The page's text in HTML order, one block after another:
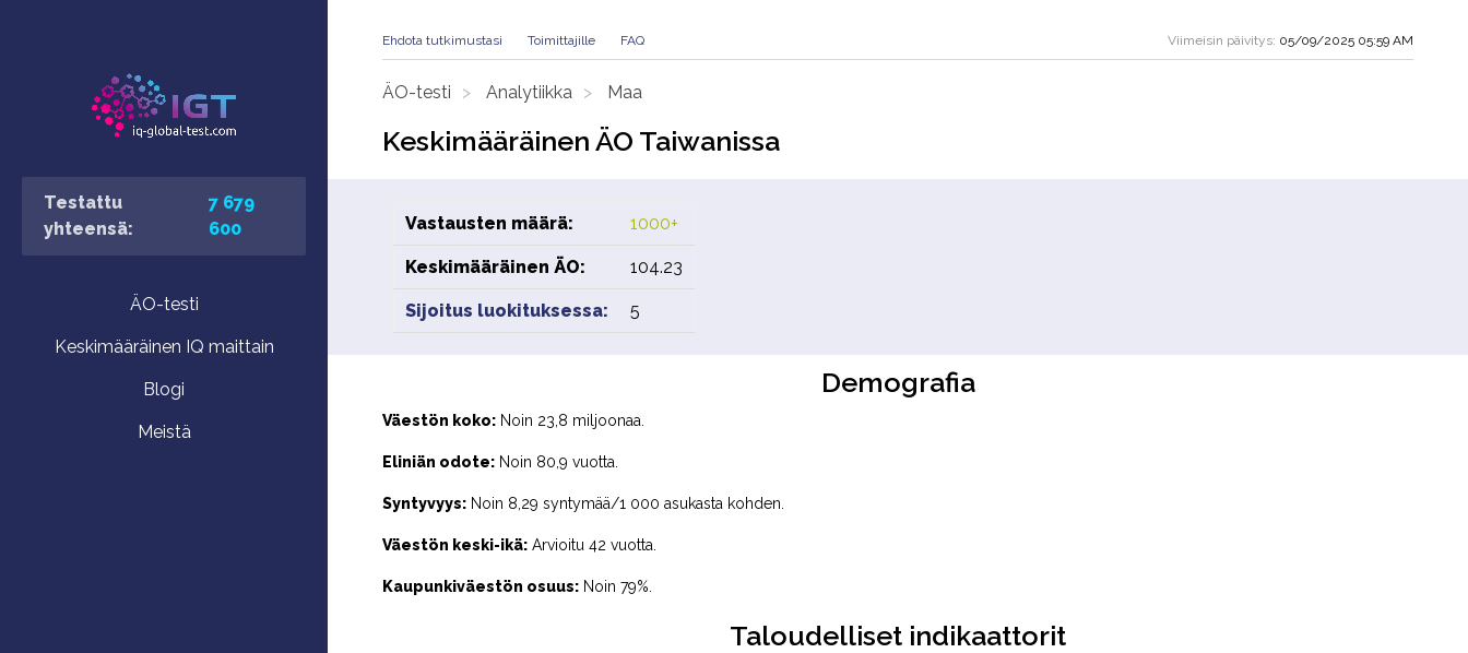
Testattu
yhteensä:
7 679
600
ÄO-testi
Keskimääräinen IQ maittain
Blogi
Meistä
Ehdota tutkimustasi Toimittajille FAQ Viimeisin päivitys: 05/09/2025 05:59 AM
ÄO-testi Analytiikka Maa
Keskimääräinen ÄO Taiwanissa
Vastausten määrä: 1000+
Keskimääräinen ÄO: 104.23
Sijoitus luokituksessa: 5
Demografia
Väestön koko: Noin 23,8 miljoonaa.
Eliniän odote: Noin 80,9 vuotta.
Syntyvyys: Noin 8,29 syntymää/1 000 asukasta kohden.
Väestön keski-ikä: Arvioitu 42 vuotta.
Kaupunkiväestön osuus: Noin 79%.
Taloudelliset indikaattorit